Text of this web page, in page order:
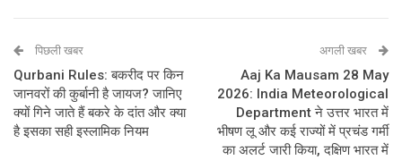
पिछली खबर
Qurbani Rules: बकरीद पर किन
जानवरों की कुर्बानी है जायज? जानिए
क्यों गिने जाते हैं बकरे के दांत और क्या
है इसका सही इस्लामिक नियम
अगली खबर
Aaj Ka Mausam 28 May
2026: India Meteorological
Department ने उत्तर भारत में
भीषण लू और कई राज्यों में प्रचंड गर्मी
का अलर्ट जारी किया, दक्षिण भारत में